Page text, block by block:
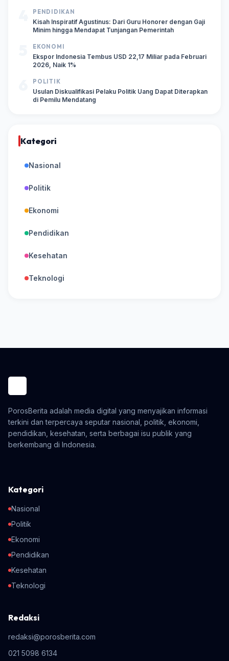
PENDIDIKAN
Kisah Inspiratif Agustinus: Dari Guru Honorer dengan Gaji
Minim hingga Mendapat Tunjangan Pemerintah
EKONOMI
Ekspor Indonesia Tembus USD 22,17 Miliar pada Februari
2026, Naik 1%
POLITIK
Usulan Diskualifikasi Pelaku Politik Uang Dapat Diterapkan
di Pemilu Mendatang
Kategori
Nasional
Politik
Ekonomi
Pendidikan
Kesehatan
Teknologi
PorosBerita adalah media digital yang menyajikan informasi
terkini dan terpercaya seputar nasional, politik, ekonomi,
pendidikan, kesehatan, serta berbagai isu publik yang
berkembang di Indonesia.
Kategori
Nasional
Politik
Ekonomi
Pendidikan
Kesehatan
Teknologi
Redaksi
redaksi@porosberita.com
021 5098 6134